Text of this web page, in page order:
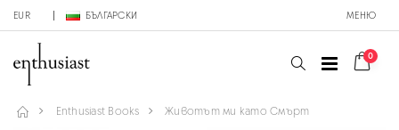
EUR БЪЛГАРСКИ МЕНЮ
0
Enthusiast Books Животът ми като Смърт